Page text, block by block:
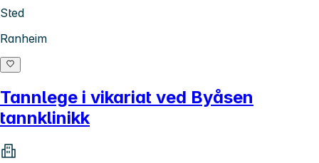
Sted
Ranheim
Tannlege i vikariat ved Byåsen
tannklinikk